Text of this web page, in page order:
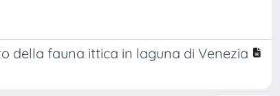
della fauna ittica in laguna di Venezia